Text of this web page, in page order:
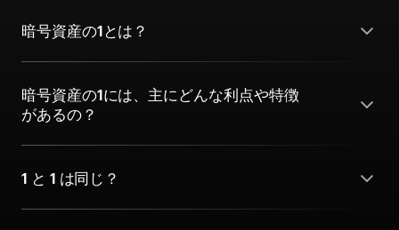
暗号資産の1とは？
暗号資産の1には、主にどんな利点や特徴
があるの？
1 と 1 は同じ？